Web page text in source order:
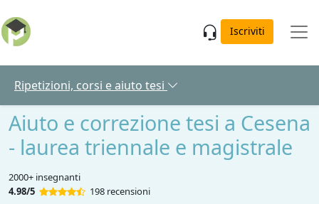
Iscriviti
Ripetizioni, corsi e aiuto tesi
Aiuto e correzione tesi a Cesena
- laurea triennale e magistrale
2000+ insegnanti
4.98/5
198 recensioni